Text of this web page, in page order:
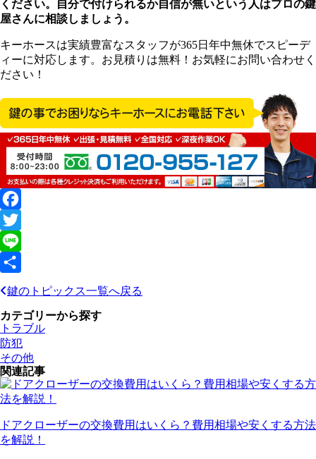
ください。自分で付けられるか自信が無いという人はプロの鍵
屋さんに相談しましょう。
キーホースは実績豊富なスタッフが365日年中無休でスピーデ
ィーに対応します。お見積りは無料！お気軽にお問い合わせく
ださい！
Facebook
Twitter
Line
共
鍵のトピックス一覧へ戻る
カテゴリーから探す
トラブル
防犯
その他
関連記事
ドアクローザーの交換費用はいくら？費用相場や安くする方法
を解説！